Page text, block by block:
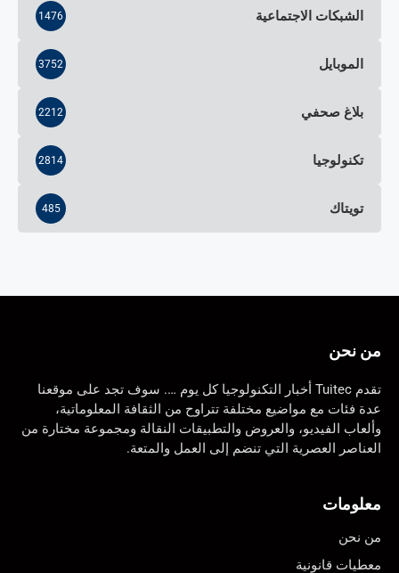
الشبكات الاجتماعية 1476
الموبايل 3752
بلاغ صحفي 2212
تكنولوجيا 2814
تويتاك 485
من نحن
تقدم Tuitec أخبار التكنولوجيا كل يوم …. سوف تجد على موقعنا
عدة فئات مع مواضيع مختلفة تتراوح من الثقافة المعلوماتية،
وألعاب الفيديو، والعروض والتطبيقات النقالة ومجموعة مختارة من
العناصر العصرية التي تنضم إلى العمل والمتعة.
معلومات
من نحن
معطيات قانونية